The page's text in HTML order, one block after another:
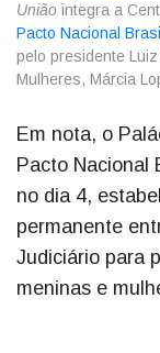
União integra a
Pacto Nacional
pelo presidente
Mulheres, Márcia
Em nota, o
Pacto Nacional
no dia 4,
permanente
Judiciário para
meninas e